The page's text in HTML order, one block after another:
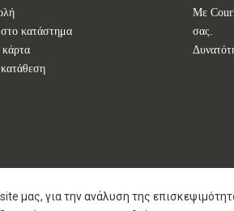
κατάστημα
κάρτα
Με
σας.
μας, για την ανάλυση της